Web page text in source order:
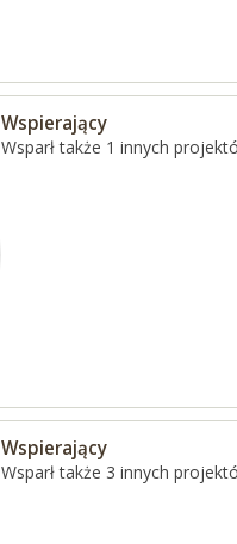
Wspierający
Wsparł także 1 innych
Wspierający
Wsparł także 3 innych